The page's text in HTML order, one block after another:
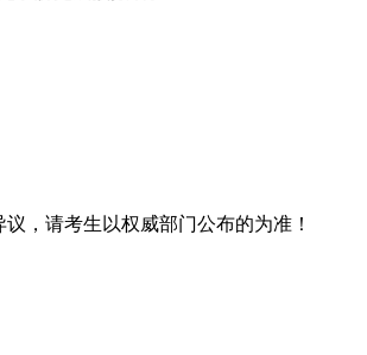
，请考生以权威部门公布的为准！